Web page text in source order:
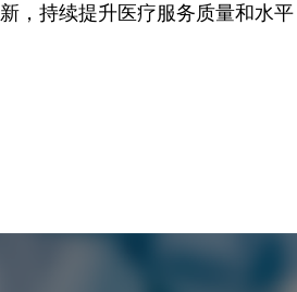
新，持续提升医疗服务质量和水